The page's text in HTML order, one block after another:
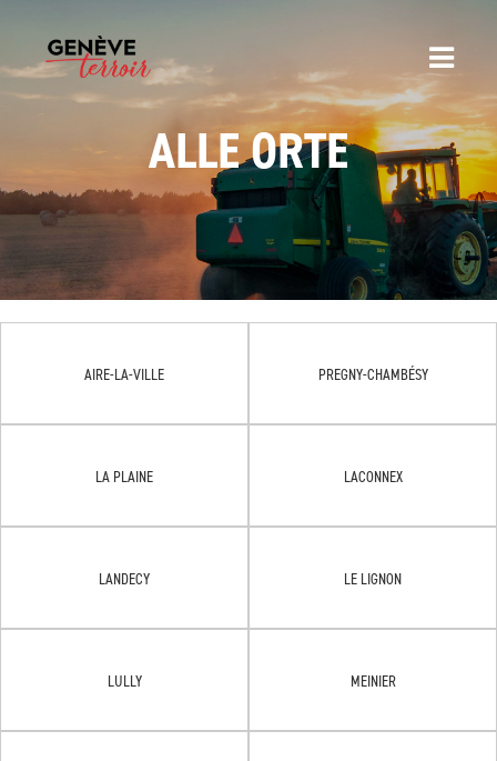
ALLE ORTE
AIRE-LA-VILLE PREGNY-CHAMBÉSY
LA PLAINE LACONNEX
LANDECY LE LIGNON
LULLY MEINIER